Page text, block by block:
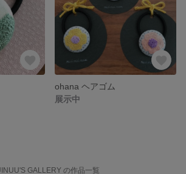
ohana ヘアゴム
展示中
GALLERY の作品一覧